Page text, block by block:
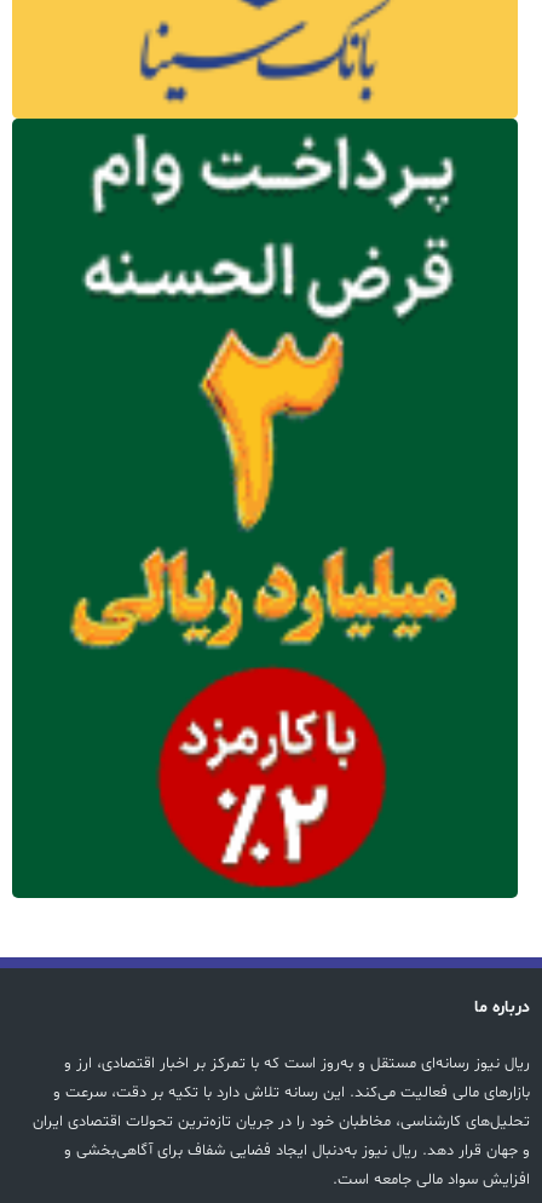
درباره ما
ریال نیوز رسانه‌ای مستقل و به‌روز است که با تمرکز بر اخبار اقتصادی، ارز و
بازارهای مالی فعالیت می‌کند. این رسانه تلاش دارد با تکیه بر دقت، سرعت و
تحلیل‌های کارشناسی، مخاطبان خود را در جریان تازه‌ترین تحولات اقتصادی ایران
و جهان قرار دهد. ریال نیوز به‌دنبال ایجاد فضایی شفاف برای آگاهی‌بخشی و
افزایش سواد مالی جامعه است.